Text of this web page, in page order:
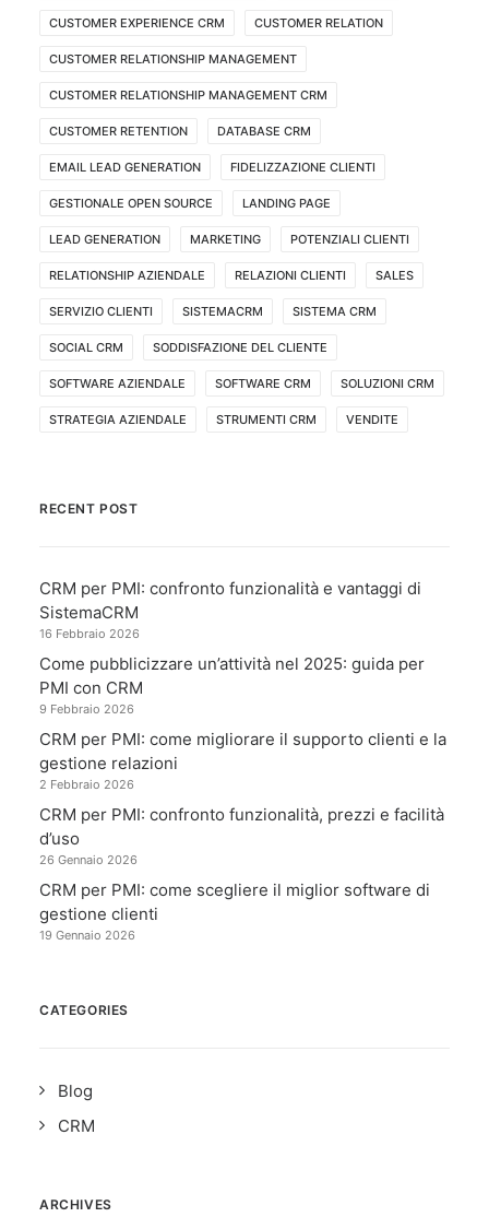
CUSTOMER EXPERIENCE CRM CUSTOMER RELATION
CUSTOMER RELATIONSHIP MANAGEMENT
CUSTOMER RELATIONSHIP MANAGEMENT CRM
CUSTOMER RETENTION DATABASE CRM
EMAIL LEAD GENERATION FIDELIZZAZIONE CLIENTI
GESTIONALE OPEN SOURCE LANDING PAGE
LEAD GENERATION MARKETING POTENZIALI CLIENTI
RELATIONSHIP AZIENDALE RELAZIONI CLIENTI SALES
SERVIZIO CLIENTI SISTEMACRM SISTEMA CRM
SOCIAL CRM SODDISFAZIONE DEL CLIENTE
SOFTWARE AZIENDALE SOFTWARE CRM SOLUZIONI CRM
STRATEGIA AZIENDALE STRUMENTI CRM VENDITE
RECENT POST
CRM per PMI: confronto funzionalità e vantaggi di
SistemaCRM
16 Febbraio 2026
Come pubblicizzare un’attività nel 2025: guida per
PMI con CRM
9 Febbraio 2026
CRM per PMI: come migliorare il supporto clienti e la
gestione relazioni
2 Febbraio 2026
CRM per PMI: confronto funzionalità, prezzi e facilità
d’uso
26 Gennaio 2026
CRM per PMI: come scegliere il miglior software di
gestione clienti
19 Gennaio 2026
CATEGORIES
Blog
CRM
ARCHIVES